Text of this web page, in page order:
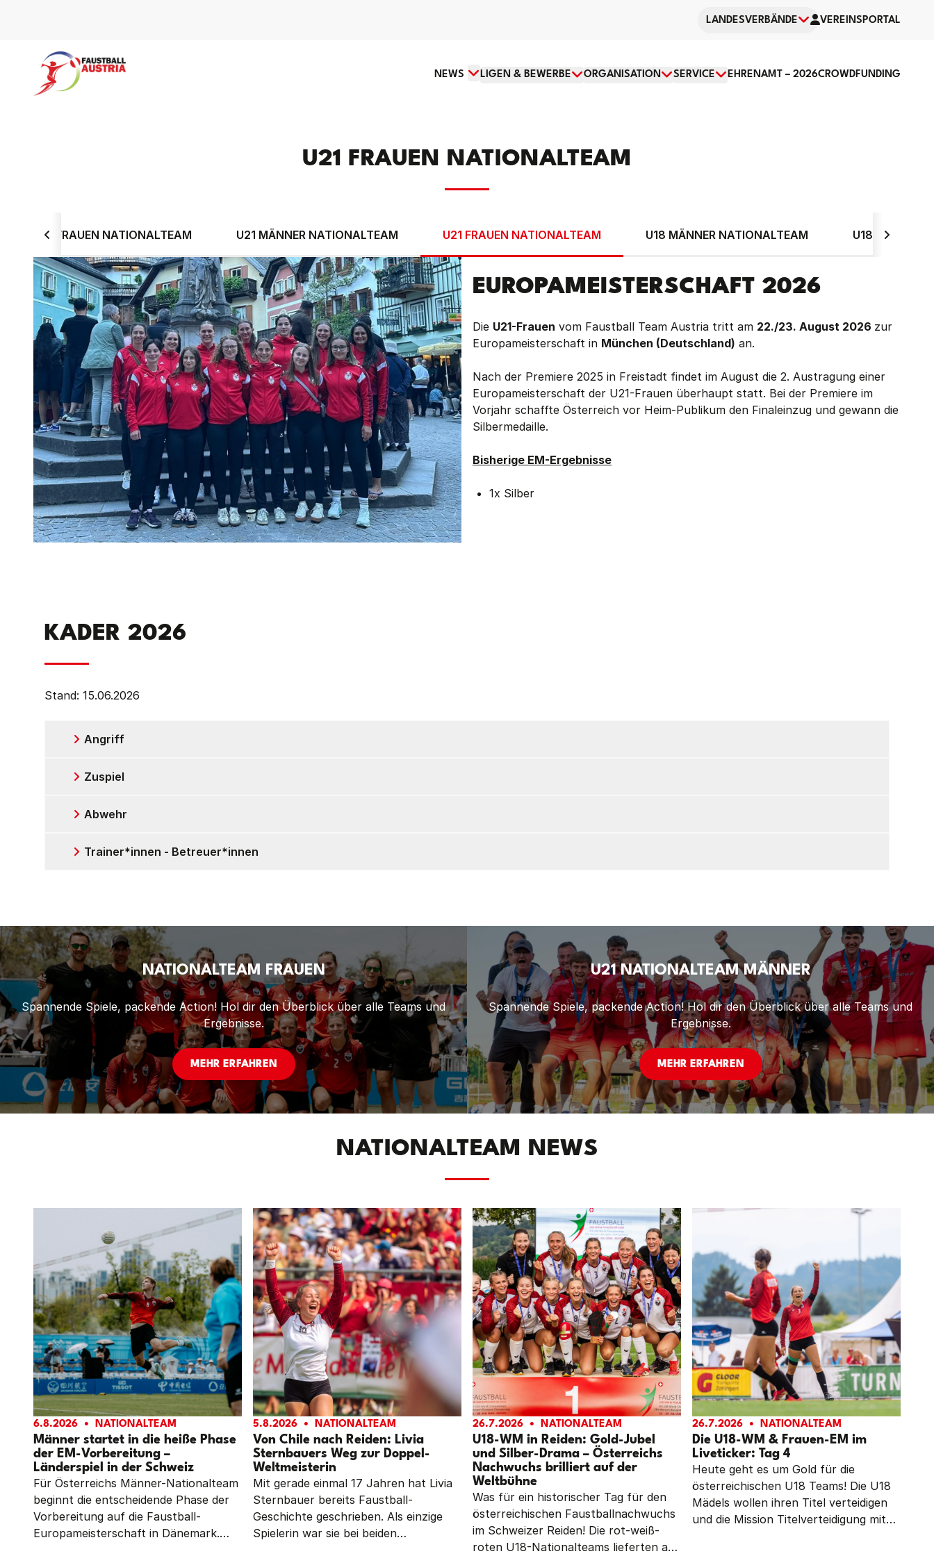
LANDESVERBÄNDE VEREINSPORTAL
NEWS NewsMenü öffnen
LIGEN & BEWERBE ORGANISATION SERVICE EHRENAMT – 2026CROWDFUNDING
U21 FRAUEN NATIONALTEAM
FRAUEN NATIONALTEAM U21 MÄNNER NATIONALTEAM U21 FRAUEN NATIONALTEAM U18 MÄNNER NATIONALTEAM U18 FRAUEN
EUROPAMEISTERSCHAFT 2026
Die U21-Frauen vom Faustball Team Austria tritt am 22./23. August 2026 zur
Europameisterschaft in München (Deutschland) an.
Nach der Premiere 2025 in Freistadt findet im August die 2. Austragung einer
Europameisterschaft der U21-Frauen überhaupt statt. Bei der Premiere im
Vorjahr schaffte Österreich vor Heim-Publikum den Finaleinzug und gewann die
Silbermedaille.
Bisherige EM-Ergebnisse
1x Silber
KADER 2026
Stand: 15.06.2026
Angriff
Zuspiel
Abwehr
Trainer*innen - Betreuer*innen
NATIONALTEAM FRAUEN
Spannende Spiele, packende Action! Hol dir den Überblick über alle Teams und
Ergebnisse.
MEHR ERFAHREN
U21 NATIONALTEAM MÄNNER
Spannende Spiele, packende Action! Hol dir den Überblick über alle Teams und
Ergebnisse.
MEHR ERFAHREN
NATIONALTEAM NEWS
Männer startet in die heiße Phase
der EM-Vorbereitung –
Länderspiel in der Schweiz
6.8.2026 NATIONALTEAM
Für Österreichs Männer-Nationalteam
beginnt die entscheidende Phase der
Vorbereitung auf die Faustball-
Europameisterschaft in Dänemark.
Von Chile nach Reiden: Livia
Sternbauers Weg zur Doppel-
Weltmeisterin
5.8.2026 NATIONALTEAM
Mit gerade einmal 17 Jahren hat Livia
Sternbauer bereits Faustball-
Geschichte geschrieben. Als einzige
Spielerin war sie bei beiden
U18-WM in Reiden: Gold-Jubel
und Silber-Drama – Österreichs
Nachwuchs brilliert auf der
Weltbühne
26.7.2026 NATIONALTEAM
Was für ein historischer Tag für den
österreichischen Faustballnachwuchs
im Schweizer Reiden! Die rot-weiß-
roten U18-Nationalteams lieferten am
Die U18-WM & Frauen-EM im
Liveticker: Tag 4
26.7.2026 NATIONALTEAM
Heute geht es um Gold für die
österreichischen U18 Teams! Die U18
Mädels wollen ihren Titel verteidigen
und die Mission Titelverteidigung mit